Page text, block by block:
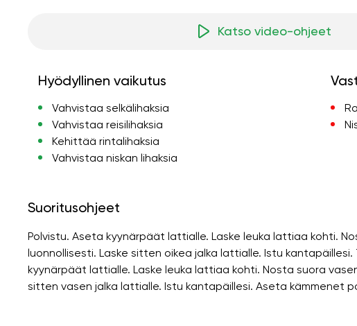
Katso video-ohjeet
Hyödyllinen vaikutus
Vahvistaa selkälihaksia
Vahvistaa reisilihaksia
Kehittää rintalihaksia
Vahvistaa niskan lihaksia
Suoritusohjeet
Polvistu. Aseta kyynärpäät lattialle. Laske leuka lattiaa kohti.
luonnollisesti. Laske sitten oikea jalka lattialle. Istu
kyynärpäät lattialle. Laske leuka lattiaa kohti. Nosta suora
sitten vasen jalka lattialle. Istu kantapäillesi. Aseta kämmenet